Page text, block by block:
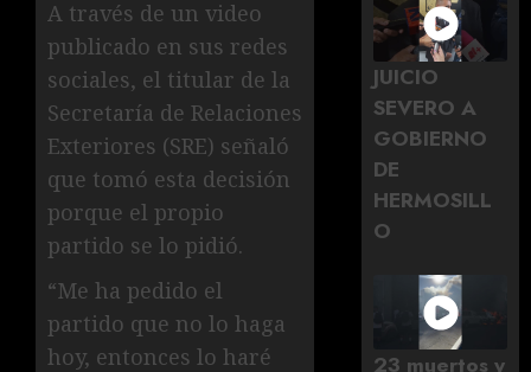
A través de un video
publicado en sus redes
sociales, el titular de la
Secretaría de Relaciones
Exteriores (SRE) señaló
que tomó esta decisión
porque el propio
partido se lo pidió.
“Me ha pedido el
partido que no lo haga
hoy, entonces lo haré
JUICIO
SEVERO A
GOBIERNO
DE
HERMOSILL
O
23 muertos y